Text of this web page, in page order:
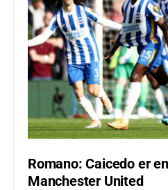
Romano: Caicedo er
Manchester United